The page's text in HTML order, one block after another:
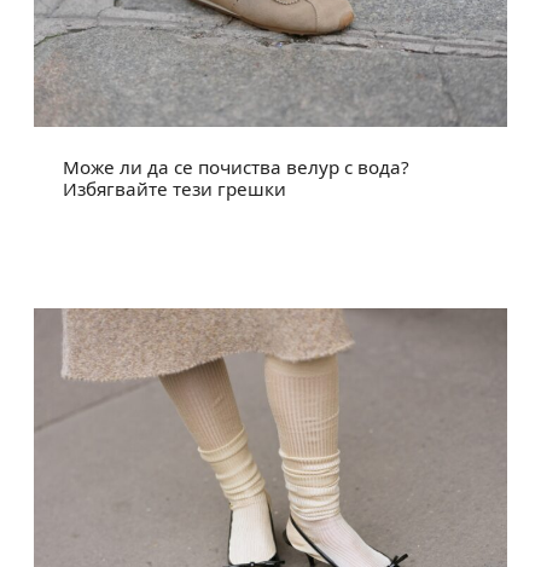
Може ли да се почиства велур с вода?
Избягвайте тези грешки